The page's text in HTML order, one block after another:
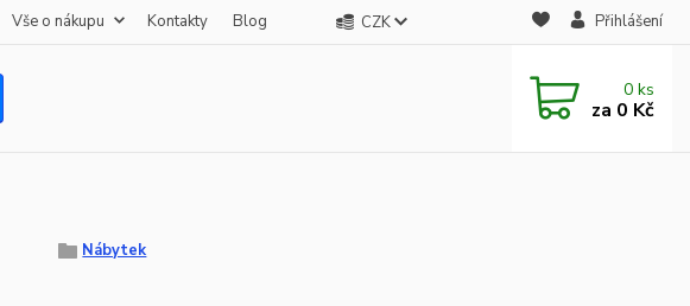
Vše o nákupu Kontakty Blog CZK Přihlášení
0 ks
za 0 Kč
Nábytek